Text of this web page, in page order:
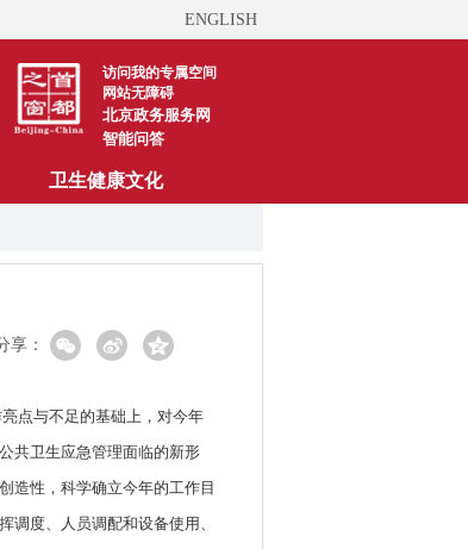
ENGLISH
访问我的专属空间
网站无障碍
北京政务服务网
智能问答
卫生健康文化
享：
点与不足的基础上，对今年
共卫生应急管理面临的新形
造性，科学确立今年的工作目
度、人员调配和设备使用、